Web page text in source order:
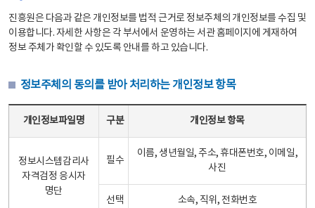
진흥원은 다음과 같은 개인정보를 법적 근거로 정보주체의 개인정보를 수집 및
이용합니다. 자세한 사항은 각 부서에서 운영하는 서관 홈페이지에 게재하여
정보 주체가 확인할 수 있도록 안내를 하고 있습니다.
정보주체의 동의를 받아 처리하는 개인정보 항목
개인정보파일명 구분 개인정보 항목
정보시스템감리사
자격검정 응시자
명단
필수
이름, 생년월일, 주소, 휴대폰번호, 이메일,
사진
선택 소속, 직위, 전화번호